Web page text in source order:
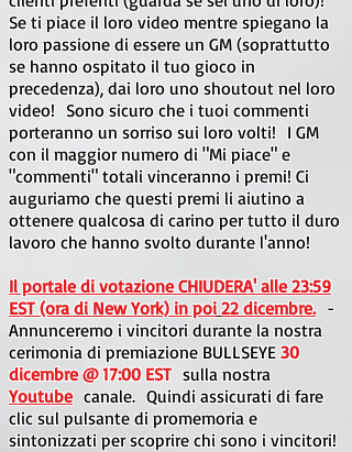
Se ti piace il loro video mentre spiegano la
loro passione di essere un GM (soprattutto
se hanno ospitato il tuo gioco in
precedenza), dai loro uno shoutout nel loro
video! Sono sicuro che i tuoi commenti
porteranno un sorriso sui loro volti! I GM
con il maggior numero di "Mi piace" e
"commenti" totali vinceranno i premi! Ci
auguriamo che questi premi li aiutino a
ottenere qualcosa di carino per tutto il duro
lavoro che hanno svolto durante l'anno!
Il portale di votazione CHIUDERA' alle 23:59
EST (ora di New York) in poi 22 dicembre. -
Annunceremo i vincitori durante la nostra
cerimonia di premiazione BULLSEYE 30
dicembre @ 17:00 EST sulla nostra
Youtube canale. Quindi assicurati di fare
clic sul pulsante di promemoria e
sintonizzati per scoprire chi sono i vincitori!